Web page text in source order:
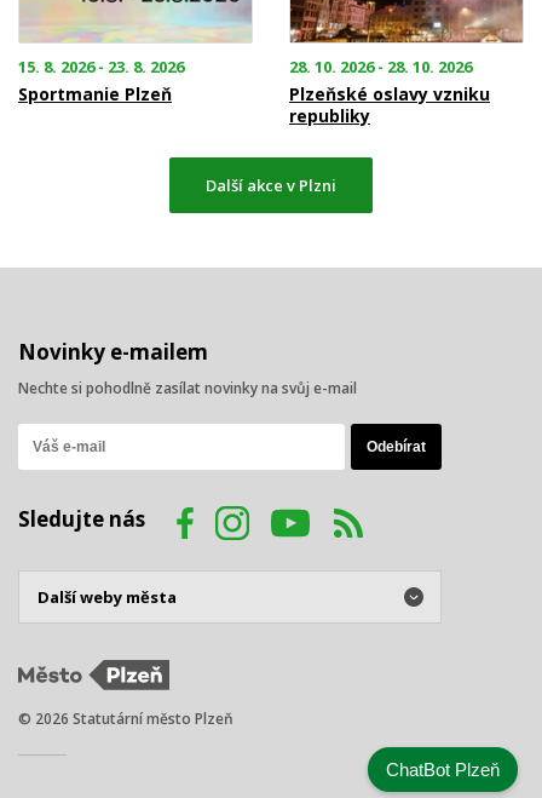
15. 8. 2026 - 23. 8. 2026
Sportmanie Plzeň
28. 10. 2026 - 28. 10. 2026
Plzeňské oslavy vzniku
republiky
Další akce v Plzni
Novinky e-mailem
Nechte si pohodlně zasílat novinky na svůj e-mail
Sledujte nás
© 2026 Statutární město Plzeň
ChatBot Plzeň